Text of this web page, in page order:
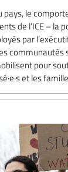
pays, le
de l’ICE – la
par
communautés
pour
et les